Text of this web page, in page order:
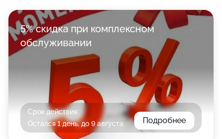
5% скидка при комплексном
обслуживании
Срок действия
Остался 1 день, до 9 августа
Подробнее